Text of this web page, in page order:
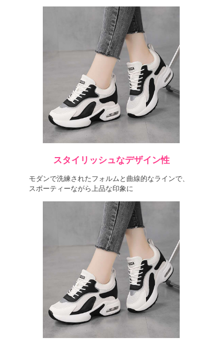
スタイリッシュなデザイン性
モダンで洗練されたフォルムと曲線的なラインで、
スポーティーながら上品な印象に